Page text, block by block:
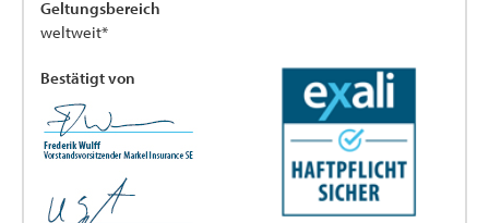
Geltungsbereich
weltweit*
Bestätigt von